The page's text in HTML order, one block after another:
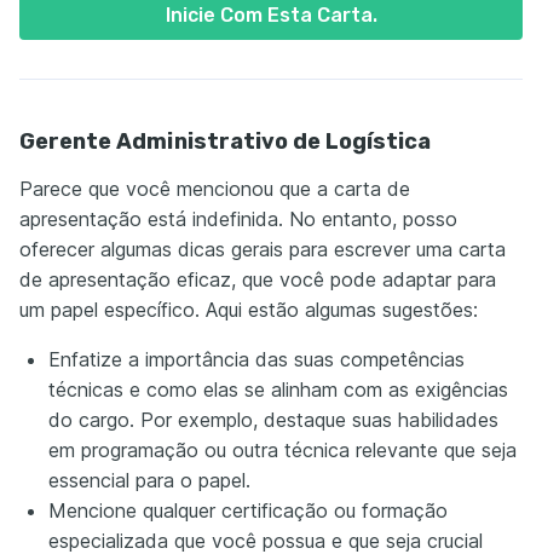
Inicie Com Esta Carta.
Gerente Administrativo de Logística
Parece que você mencionou que a carta de
apresentação está indefinida. No entanto, posso
oferecer algumas dicas gerais para escrever uma carta
de apresentação eficaz, que você pode adaptar para
um papel específico. Aqui estão algumas sugestões:
Enfatize a importância das suas competências
técnicas e como elas se alinham com as exigências
do cargo. Por exemplo, destaque suas habilidades
em programação ou outra técnica relevante que seja
essencial para o papel.
Mencione qualquer certificação ou formação
especializada que você possua e que seja crucial